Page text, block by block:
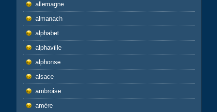
allemagne
almanach
alphabet
alphaville
alphonse
alsace
ambroise
amère